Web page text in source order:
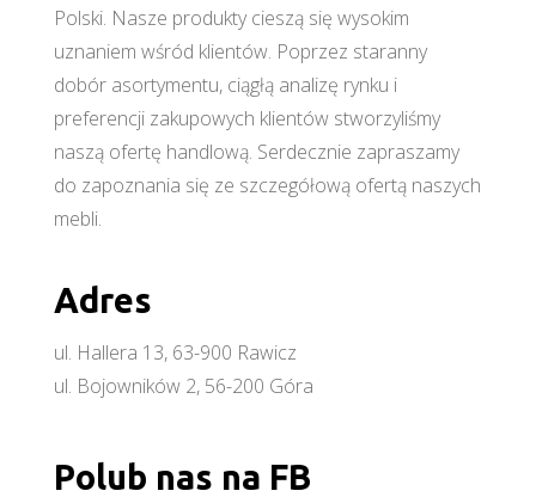
Polski. Nasze produkty cieszą się wysokim
uznaniem wśród klientów. Poprzez staranny
dobór asortymentu, ciągłą analizę rynku i
preferencji zakupowych klientów stworzyliśmy
naszą ofertę handlową. Serdecznie zapraszamy
do zapoznania się ze szczegółową ofertą naszych
mebli.
Adres
ul. Hallera 13, 63-900 Rawicz
ul. Bojowników 2, 56-200 Góra
Polub nas na FB